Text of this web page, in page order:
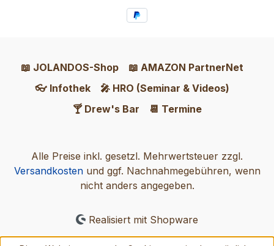
📖 JOLANDOS-Shop
📖 AMAZON PartnerNet
👓 Infothek
🎤 HRO (Seminar & Videos)
🍸 Drew's Bar
📆 Termine
Alle Preise inkl. gesetzl. Mehrwertsteuer zzgl.
Versandkostenund ggf. Nachnahmegebühren, wenn
nicht anders angegeben.
Realisiert mit Shopware